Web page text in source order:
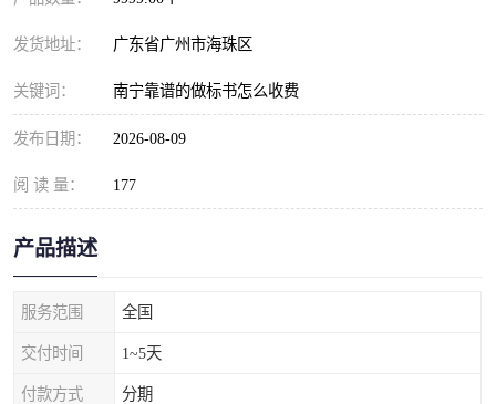
发货地址： 广东省广州市海珠区
关键词： 南宁靠谱的做标书怎么收费
发布日期： 2026-08-09
阅 读 量： 177
产品描述
服务范围 全国
交付时间 1~5天
付款方式 分期